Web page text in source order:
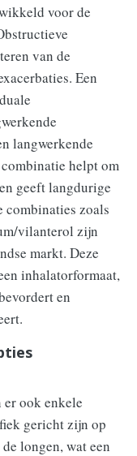
voor de
van de
Een
langwerkende
helpt om
geeft langdurige
combinaties zoals
vilanterol zijn
markt. Deze
inhalatorformaat,
en
ook enkele
gericht zijn op
longen, wat een